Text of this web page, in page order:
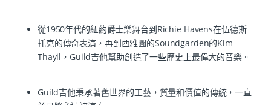
從1950年代的紐約爵士樂舞台到Richie Havens在伍德斯
托克的傳奇表演，再到西雅圖的Soundgarden的Kim
Thayil，Guild吉他幫助創造了一些歷史上最偉大的音樂。
Guild吉他秉承著舊世界的工藝，質量和價值的傳統，一直